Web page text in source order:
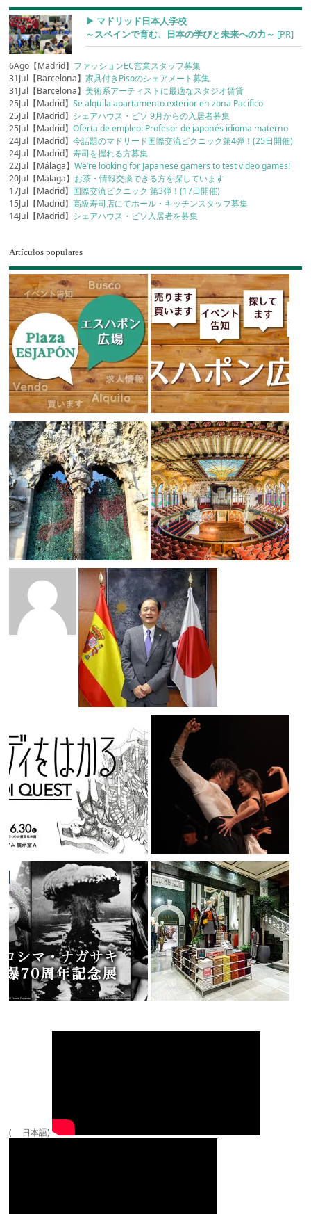
▶︎ マドリッド日本人学校
～スペインで育む、日本の学びと未来への力～ [PR]
6Ago【Madrid】 ファッションEC営業スタッフ募集
31Jul【Barcelona】家具付きPisoのシェアメート募集
31Jul【Barcelona】美術系アーティストに最適なスタジオ賃貸
25Jul【Madrid】Se alquila apartamento exterior en zona Pacifico
25Jul【Madrid】 シェアハウス・ピソ 9月からの入居者募集
25Jul【Madrid】Oferta de empleo: Profesor de japonés idioma materno
24Jul【Madrid】今話題のマドリード国際交流ピクニック第4弾！(25日開催)
24Jul【Madrid】寿司を握れる方募集
22Jul【Málaga】We’re looking for Japanese gamers to test video games!
20Jul【Málaga】 お茶・情報交換できる方を探しています
17Jul【Madrid】 国際交流ピクニック 第3弾！(17日開催)
15Jul【Madrid】高級寿司店にてホール・キッチンスタッフ募集
14Jul【Madrid】 シェアハウス・ピソ入居者を募集
Artículos populares
( 日本語)